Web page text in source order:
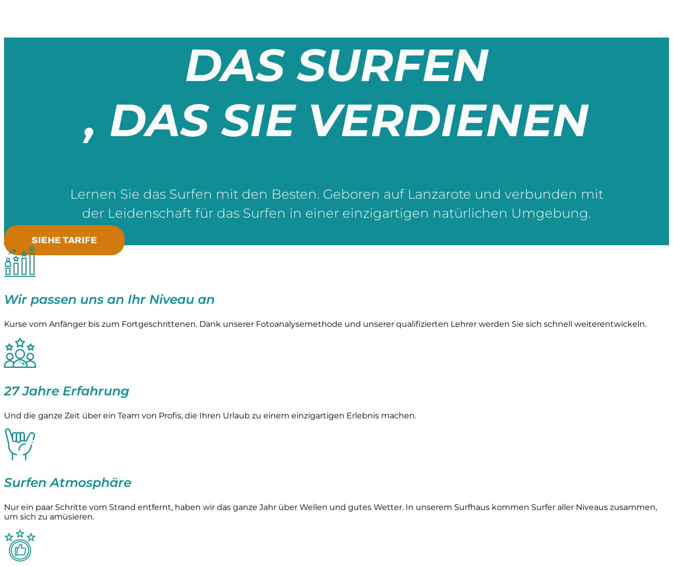
DAS SURFEN
, DAS SIE VERDIENEN
Lernen Sie das Surfen mit den Besten. Geboren auf Lanzarote und verbunden mit
der Leidenschaft für das Surfen in einer einzigartigen natürlichen Umgebung.
SIEHE TARIFE
Wir passen uns an Ihr Niveau an
Kurse vom Anfänger bis zum Fortgeschrittenen. Dank unserer Fotoanalysemethode und unserer qualifizierten Lehrer werden Sie sich schnell weiterentwickeln.
27 Jahre Erfahrung
Und die ganze Zeit über ein Team von Profis, die Ihren Urlaub zu einem einzigartigen Erlebnis machen.
Surfen Atmosphäre
Nur ein paar Schritte vom Strand entfernt, haben wir das ganze Jahr über Wellen und gutes Wetter. In unserem Surfhaus kommen Surfer aller Niveaus zusammen,
um sich zu amüsieren.